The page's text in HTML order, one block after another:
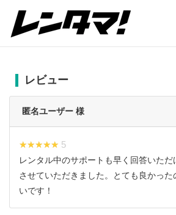
レビュー
匿名ユーザー 様
★★★★★
★★★★★ 5
レンタル中のサポートも早く回答いただ
させていただきました。とても良かった
いです！